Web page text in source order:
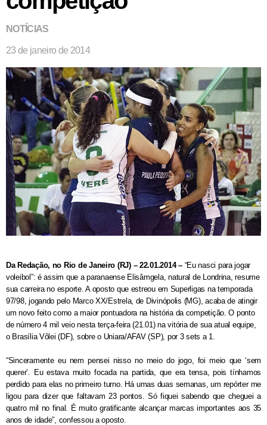
NOTÍCIAS
23 de janeiro de 2014
Da Redação, no Rio de Janeiro (RJ) – 22.01.2014 – “Eu nasci para jogar
voleibol”: é assim que a paranaense Elisâmgela, natural de Londrina, resume
sua carreira no esporte. A oposto que estreou em Superligas na temporada
97/98, jogando pelo Marco XX/Estrela, de Divinópolis (MG), acaba de atingir
um novo feito como a maior pontuadora na história da competição. O ponto
de número 4 mil veio nesta terça-feira (21.01) na vitória de sua atual equipe,
o Brasília Vôlei (DF), sobre o Uniara/AFAV (SP), por 3 sets a 1.
“Sinceramente eu nem pensei nisso no meio do jogo, foi meio que ‘sem
querer’. Eu estava muito focada na partida, que era tensa, pois tínhamos
perdido para elas no primeiro turno. Há umas duas semanas, um repórter me
ligou para dizer que faltavam 23 pontos. Só fiquei sabendo que cheguei a
quatro mil no final. É muito gratificante alcançar marcas importantes aos 35
anos de idade”, confessou a oposto.